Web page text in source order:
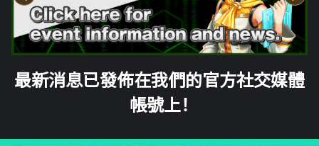
最新消息已發佈在我們的官方社交媒體
帳號上！